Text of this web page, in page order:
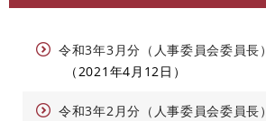
す文
令和3年3月分（人事委員会委員長）
2021年4月12日
令和3年2月分（人事委員会委員長）